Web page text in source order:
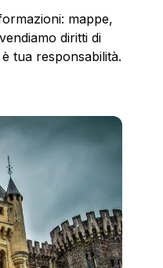
mappe,
diritti di
tua responsabilità.